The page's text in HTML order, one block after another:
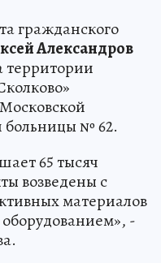
гражданского
Александров
территории
больницы № 62.
65 тысяч
возведены с
материалов
-